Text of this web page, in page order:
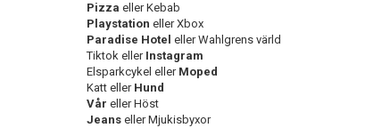
Pizza eller Kebab
Playstation eller Xbox
Paradise Hotel eller Wahlgrens värld
Tiktok eller Instagram
Elsparkcykel eller Moped
Katt eller Hund
Vår eller Höst
Jeans eller Mjukisbyxor